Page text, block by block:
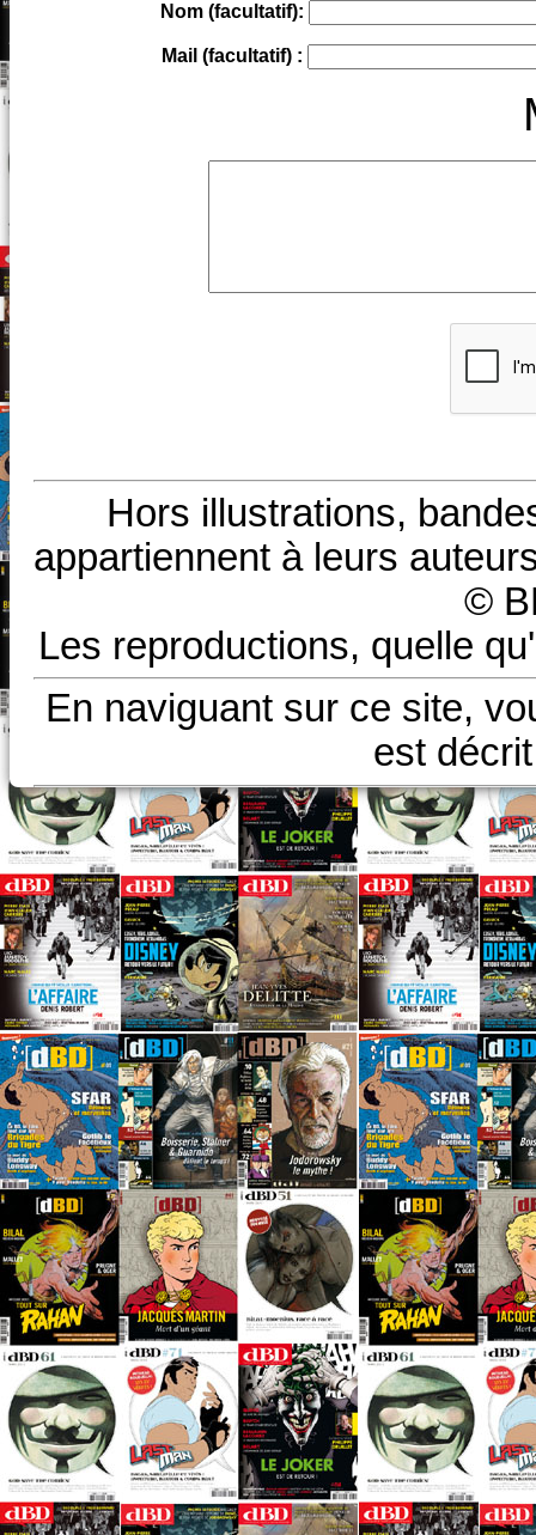
Nom (facultatif):
Mail (facultatif) :
Hors illustrations,
appartiennent à leurs
©
Les reproductions, quelle
En naviguant sur ce site,
est